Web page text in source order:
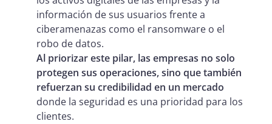
información de sus usuarios frente a
ciberamenazas como el ransomware o el
robo de datos.
Al priorizar este pilar, las empresas no solo
protegen sus operaciones, sino que también
refuerzan su credibilidad en un mercado
donde la seguridad es una prioridad para los
clientes.